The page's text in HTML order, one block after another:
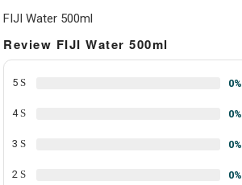
FIJI Water 500ml
Review FIJI Water 500ml
5 0%
4 0%
3 0%
2 0%